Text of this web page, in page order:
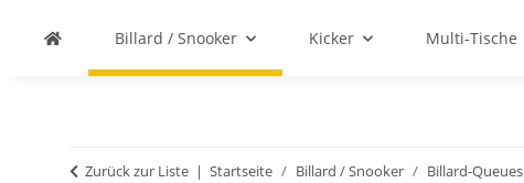
Billard / Snooker Kicker Multi-Tische
Zurück zur Liste Startseite Billard / Snooker Billard-Queues